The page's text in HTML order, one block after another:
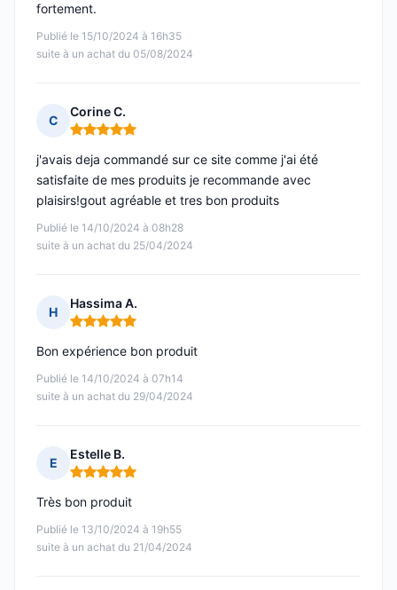
Publié le 15/10/2024 à 16h35
suite à un achat du 05/08/2024
fortement.
C
Corine C.
Note : 5 sur 5
Publié le 14/10/2024 à 08h28
suite à un achat du 25/04/2024
j'avais deja commandé sur ce site comme j'ai été
satisfaite de mes produits je recommande avec
plaisirs!gout agréable et tres bon produits
H
Hassima A.
Note : 5 sur 5
Publié le 14/10/2024 à 07h14
suite à un achat du 29/04/2024
Bon expérience bon produit
E
Estelle B.
Note : 5 sur 5
Publié le 13/10/2024 à 19h55
suite à un achat du 21/04/2024
Très bon produit